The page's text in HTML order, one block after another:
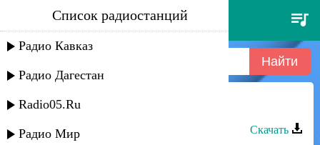
гапцах группа - где ты
Список радиостанций
Радио Кавказ
Радио Дагестан
Radio05.Ru
Радио Мир
Гапцах группа - Мирана
Скачать